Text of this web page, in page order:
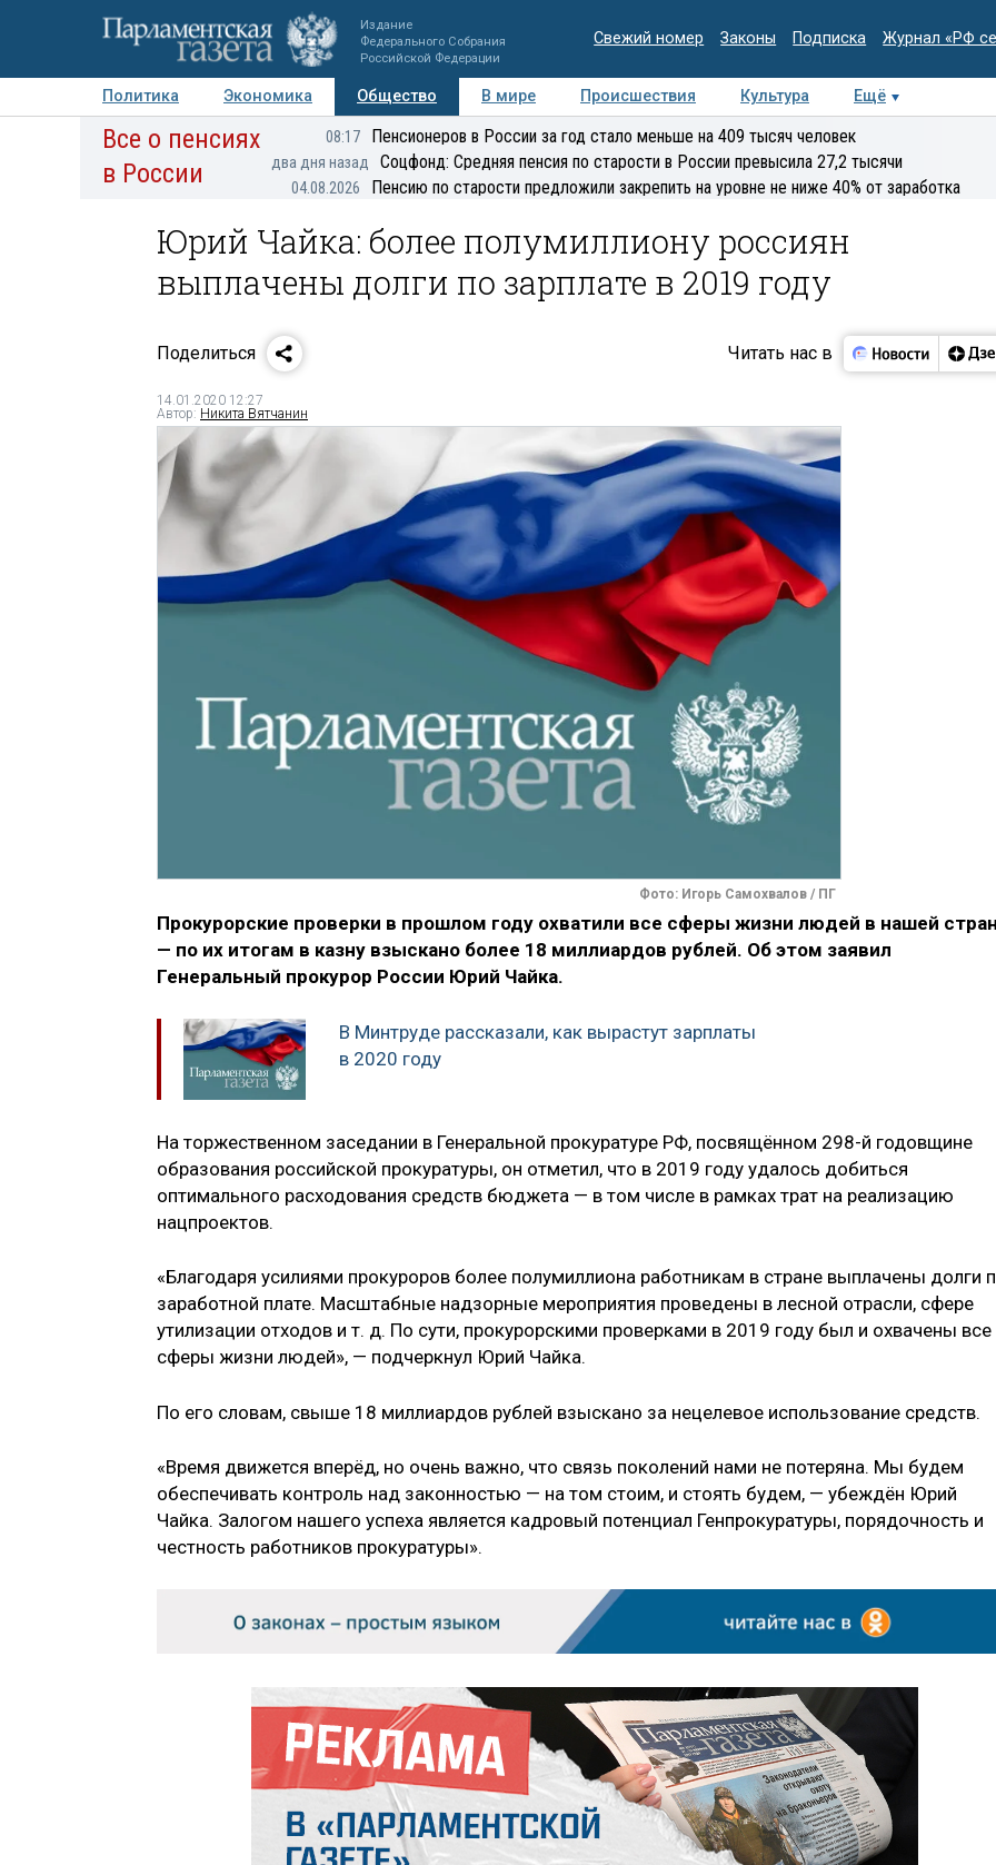
Издание
Федерального Собрания
Российской Федерации
Свежий номер Законы Подписка Журнал «РФ
Политика Экономика Общество В мире Происшествия Культура
Ещё
Авторы Персоны Мнения Регионы Медиацентр Интервью Колумнисты
Все о пенсиях
в России
08:17 Пенсионеров в России за год стало меньше на 409 тысяч человек
два дня назад Соцфонд: Средняя пенсия по старости в России превысила 27,2 тысячи
04.08.2026 Пенсию по старости предложили закрепить на уровне не ниже 40% от заработка
Юрий Чайка: более полумиллиону россиян
выплачены долги по зарплате в 2019 году
Поделиться Читать нас в
14.01.2020 12:27
Автор: Никита Вятчанин
Фото: Игорь Самохвалов / ПГ
Прокурорские проверки в прошлом году охватили все сферы жизни людей в нашей
— по их итогам в казну взыскано более 18 миллиардов рублей. Об этом заявил
Генеральный прокурор России Юрий Чайка.
В Минтруде рассказали, как вырастут зарплаты
в 2020 году
На торжественном заседании в Генеральной прокуратуре РФ, посвящённом 298-й годовщине
образования российской прокуратуры, он отметил, что в 2019 году удалось добиться
оптимального расходования средств бюджета — в том числе в рамках трат на реализацию
нацпроектов.
«Благодаря усилиями прокуроров более полумиллиона работникам в стране выплачены долги
заработной плате. Масштабные надзорные мероприятия проведены в лесной отрасли, сфере
утилизации отходов и т. д. По сути, прокурорскими проверками в 2019 году был и охвачены все
сферы жизни людей», — подчеркнул Юрий Чайка.
По его словам, свыше 18 миллиардов рублей взыскано за нецелевое использование средств.
«Время движется вперёд, но очень важно, что связь поколений нами не потеряна. Мы будем
обеспечивать контроль над законностью — на том стоим, и стоять будем, — убеждён Юрий
Чайка. Залогом нашего успеха является кадровый потенциал Генпрокуратуры, порядочность и
честность работников прокуратуры».